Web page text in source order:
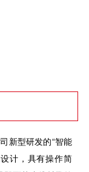
新型研发的“智能
计，具有操作简